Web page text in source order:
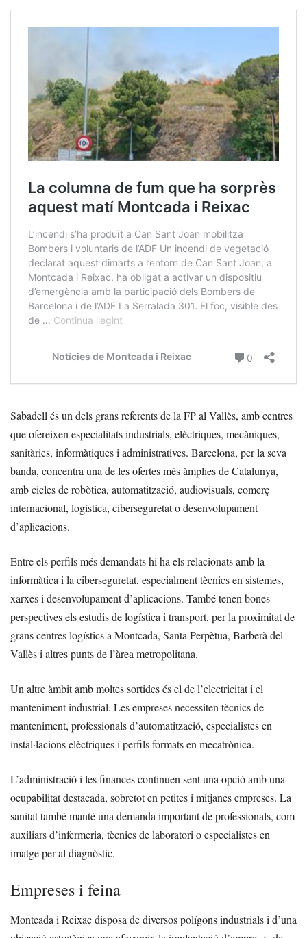
Sabadell és un dels grans referents de la FP al Vallès, amb centres
que ofereixen especialitats industrials, elèctriques, mecàniques,
sanitàries, informàtiques i administratives. Barcelona, per la seva
banda, concentra una de les ofertes més àmplies de Catalunya,
amb cicles de robòtica, automatització, audiovisuals, comerç
internacional, logística, ciberseguretat o desenvolupament
d’aplicacions.
Entre els perfils més demandats hi ha els relacionats amb la
informàtica i la ciberseguretat, especialment tècnics en sistemes,
xarxes i desenvolupament d’aplicacions. També tenen bones
perspectives els estudis de logística i transport, per la proximitat de
grans centres logístics a Montcada, Santa Perpètua, Barberà del
Vallès i altres punts de l’àrea metropolitana.
Un altre àmbit amb moltes sortides és el de l’electricitat i el
manteniment industrial. Les empreses necessiten tècnics de
manteniment, professionals d’automatització, especialistes en
instal·lacions elèctriques i perfils formats en mecatrònica.
L’administració i les finances continuen sent una opció amb una
ocupabilitat destacada, sobretot en petites i mitjanes empreses. La
sanitat també manté una demanda important de professionals, com
auxiliars d’infermeria, tècnics de laboratori o especialistes en
imatge per al diagnòstic.
Empreses i feina
Montcada i Reixac disposa de diversos polígons industrials i d’una